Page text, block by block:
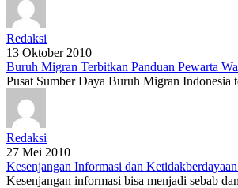
Redaksi
13 Oktober 2010
Buruh Migran Terbitkan Panduan Pewarta
Pusat Sumber Daya Buruh Migran
Redaksi
27 Mei 2010
Kesenjangan Informasi dan
Kesenjangan informasi bisa menjadi sebab